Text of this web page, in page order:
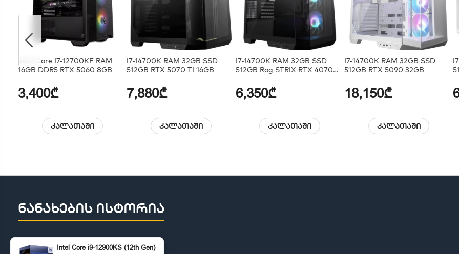
Intel Core I7-12700KF RAM
16GB DDR5 RTX 5060 8GB
3,400₾
კალათაში
I7-14700K RAM 32GB SSD
512GB RTX 5070 TI 16GB
7,880₾
კალათაში
I7-14700K RAM 32GB SSD
512GB Rog STRIX RTX 4070
6,350₾
კალათაში
I7-14700K RAM 32GB SSD
512GB RTX 5090 32GB
18,150₾
კალათაში
ნანახების ისტორია
Intel Core i9-12900KS (12th Gen)